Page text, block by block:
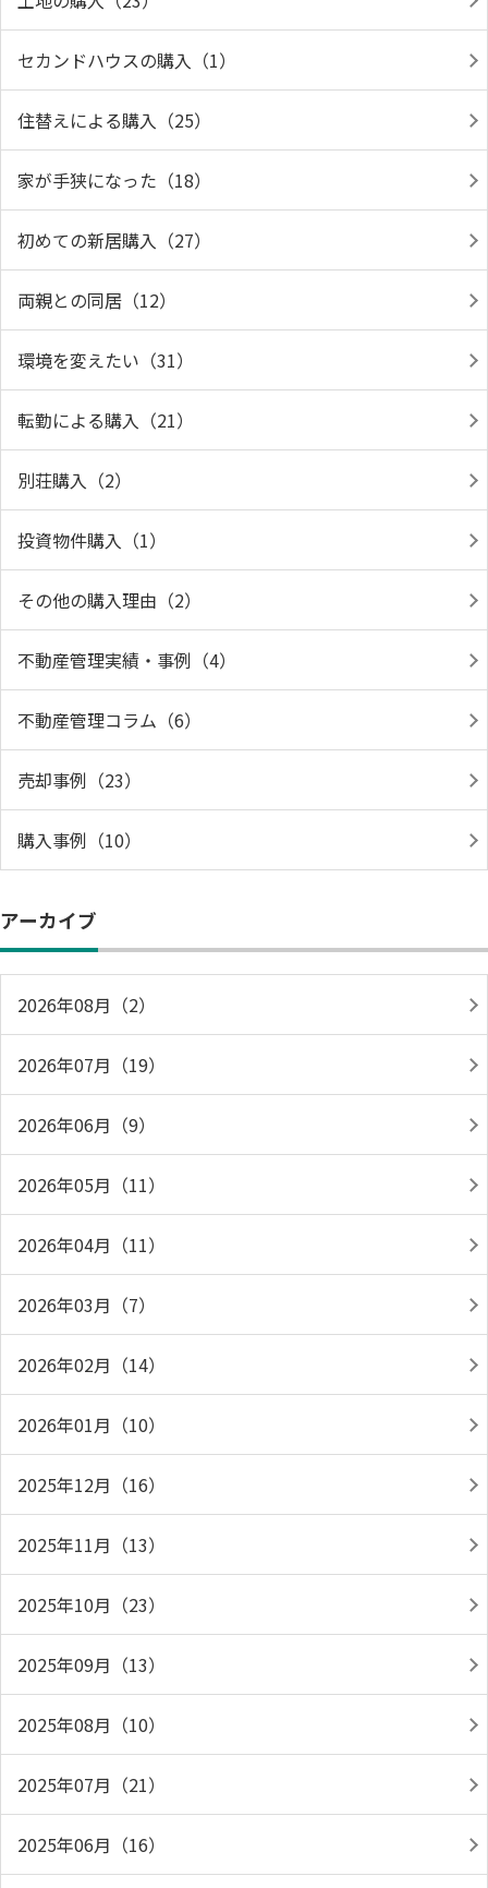
セカンドハウスの購入（1）
住替えによる購入（25）
家が手狭になった（18）
初めての新居購入（27）
両親との同居（12）
環境を変えたい（31）
転勤による購入（21）
別荘購入（2）
投資物件購入（1）
その他の購入理由（2）
不動産管理実績・事例（4）
不動産管理コラム（6）
売却事例（23）
購入事例（10）
アーカイブ
2026年08月（2）
2026年07月（19）
2026年06月（9）
2026年05月（11）
2026年04月（11）
2026年03月（7）
2026年02月（14）
2026年01月（10）
2025年12月（16）
2025年11月（13）
2025年10月（23）
2025年09月（13）
2025年08月（10）
2025年07月（21）
2025年06月（16）